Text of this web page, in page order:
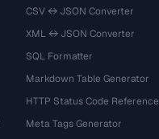
CSV ↔ JSON Converter
XML ↔ JSON Converter
SQL Formatter
Markdown Table Generator
HTTP Status Code Reference
Meta Tags Generator